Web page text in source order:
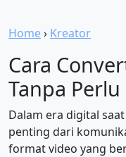
Home› Kreator
Cara
Tanpa
Dalam era digital
penting dari
format video yang